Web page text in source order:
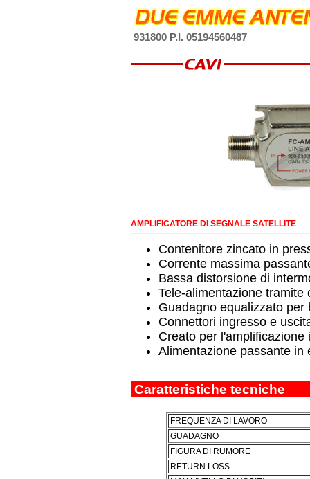
931800 P.I. 05194560487
AMPLIFICATORE DI SEGNALE SATELLITE
Contenitore zincato in
Corrente massima
Bassa distorsione di
Tele-alimentazione tramite
Guadagno equalizzato
Connettori ingresso e
Creato per l'amplificazione
Alimentazione passante in
Caratteristiche tecniche
FREQUENZA DI LAVORO
GUADAGNO
FIGURA DI RUMORE
RETURN LOSS